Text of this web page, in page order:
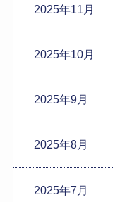
2025年11月
2025年10月
2025年9月
2025年8月
2025年7月